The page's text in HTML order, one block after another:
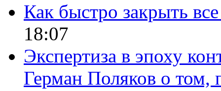
Как быстро закрыть
18:07
Экспертиза в эпоху
Герман Поляков о том,